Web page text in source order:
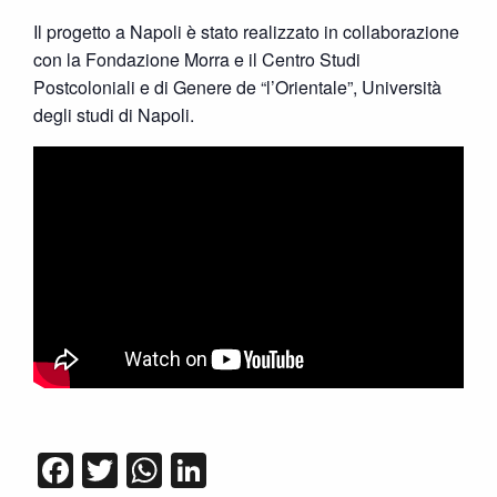
Il progetto a Napoli è stato realizzato in collaborazione
con la Fondazione Morra e il Centro Studi
Postcoloniali e di Genere de “l’Orientale”, Università
degli studi di Napoli.
Facebook
TwitterWhatsApp